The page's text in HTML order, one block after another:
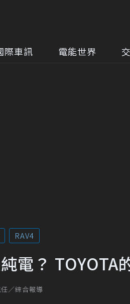
際車訊 電能世界
RAV4
電？ TOYOTA
／綜合報導